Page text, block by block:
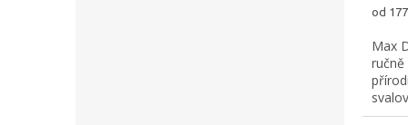
Měrná
od
Max
ručně